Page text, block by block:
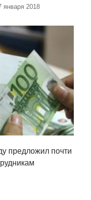
января 2018
предложил почти